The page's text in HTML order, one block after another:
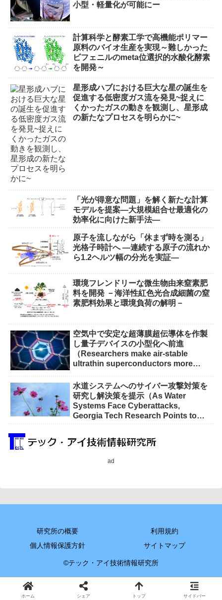
小型・軽量化が可能にー
計算科学と酵素工学で高機能ポリマー
原料のバイオ生産を実現～難しかった
ビフェニルのmeta位選択的水酸化酵素
を開発～
星形成ハブにおける巨大な星の誕生を
促進する低密度ガス流を発見~捉えに
くかったガスの動きを観測し、星形成
の新たなプロセスを明らかに~
「光が得意な問題」を解く新たな計算
モデルを提案―大規模組合せ最適化の
効率化に向けた新手法―
原子を流しながら「休まず時を測る」
光格子時計へ ―連続する原子の流れか
ら1.2ヘルツ幅の分光を実証―
環境フレンドリーな微生物由来窒素肥
料を開発 －海洋性紅色光合成細菌の窒
素肥料効果と環境負荷の解明－
空気中で安定な超薄膜超伝導体を作製
し量子デバイスの小型化へ前進
（Researchers make air-stable
ultrathin superconductors more
水道システムへのサイバー攻撃対策を
研究し解決策を提示（As Water
Systems Face Cyberattacks,
Georgia Tech Research Points to
ad
研究所の概要
利用規約
個人情報保護方針
サイトマップ
©テック・アイ技術情報研究所
ホーム シェア トップ サイドバー